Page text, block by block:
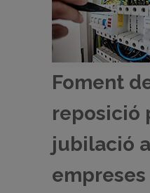
Foment
reposició
jubilació
empreses